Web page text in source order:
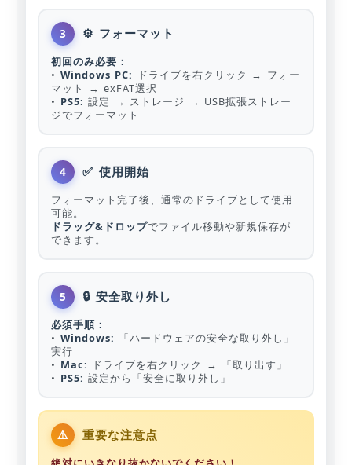
3 ⚙️ フォーマット
初回のみ必要：
• Windows PC:
ドライブを右クリック → フォー
マット → exFAT選択
• PS5: 設定 → ストレージ → USB拡張ストレー
ジでフォーマット
4 ✅ 使用開始
フォーマット完了後、通常のドライブとして使用
可能。
ドラッグ&ドロップでファイル移動や新規保存が
できます。
5 🔒 安全取り外し
必須手順：
• Windows: 「ハードウェアの安全な取り外し」
実行
• Mac: ドライブを右クリック → 「取り出す」
• PS5: 設定から「安全に取り外し」
⚠️ 重要な注意点